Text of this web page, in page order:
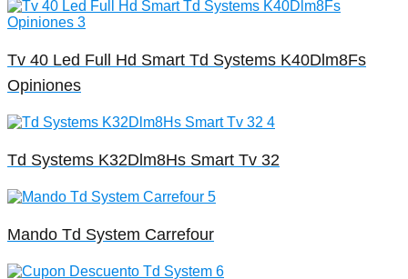
Tv 40 Led Full Hd Smart Td Systems K40Dlm8Fs
Opiniones
Td Systems K32Dlm8Hs Smart Tv 32
Mando Td System Carrefour